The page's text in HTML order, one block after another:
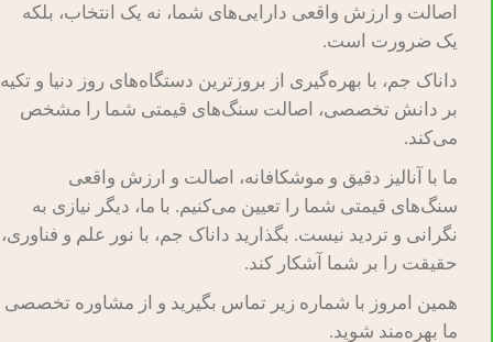
اصالت و ارزش واقعی دارایی‌های شما، نه یک انتخاب، بلکه
یک ضرورت است.
داناک جم، با بهره‌گیری از بروزترین دستگاه‌های روز دنیا و تکیه
بر دانش تخصصی، اصالت سنگ‌های قیمتی شما را مشخص
می‌کند.
ما با آنالیز دقیق و موشکافانه، اصالت و ارزش واقعی
سنگ‌های قیمتی شما را تعیین می‌کنیم. با ما، دیگر نیازی به
نگرانی و تردید نیست. بگذارید داناک جم، با نور علم و فناوری،
حقیقت را بر شما آشکار کند.
همین امروز با شماره زیر تماس بگیرید و از مشاوره تخصصی
ما بهره‌مند شوید.